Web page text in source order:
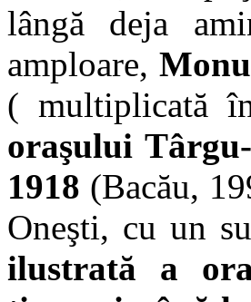
lângă deja
amploare,
( multiplicată
oraşului
1918 (Bacău,
Oneşti, cu un
ilustrată a